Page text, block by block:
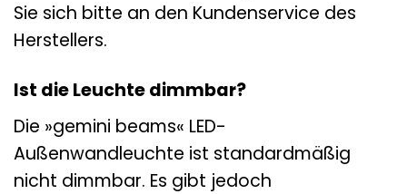
Sie sich bitte an den Kundenservice des
Herstellers.
Ist die Leuchte dimmbar?
Die »gemini beams« LED-
Außenwandleuchte ist standardmäßig
nicht dimmbar. Es gibt jedoch